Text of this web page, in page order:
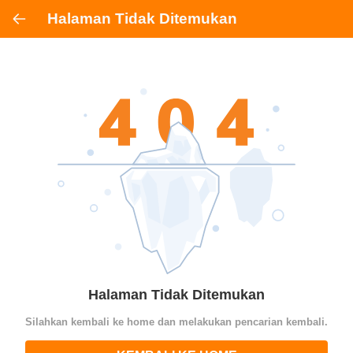
Halaman Tidak Ditemukan
Halaman Tidak Ditemukan
Silahkan kembali ke home dan melakukan pencarian kembali.